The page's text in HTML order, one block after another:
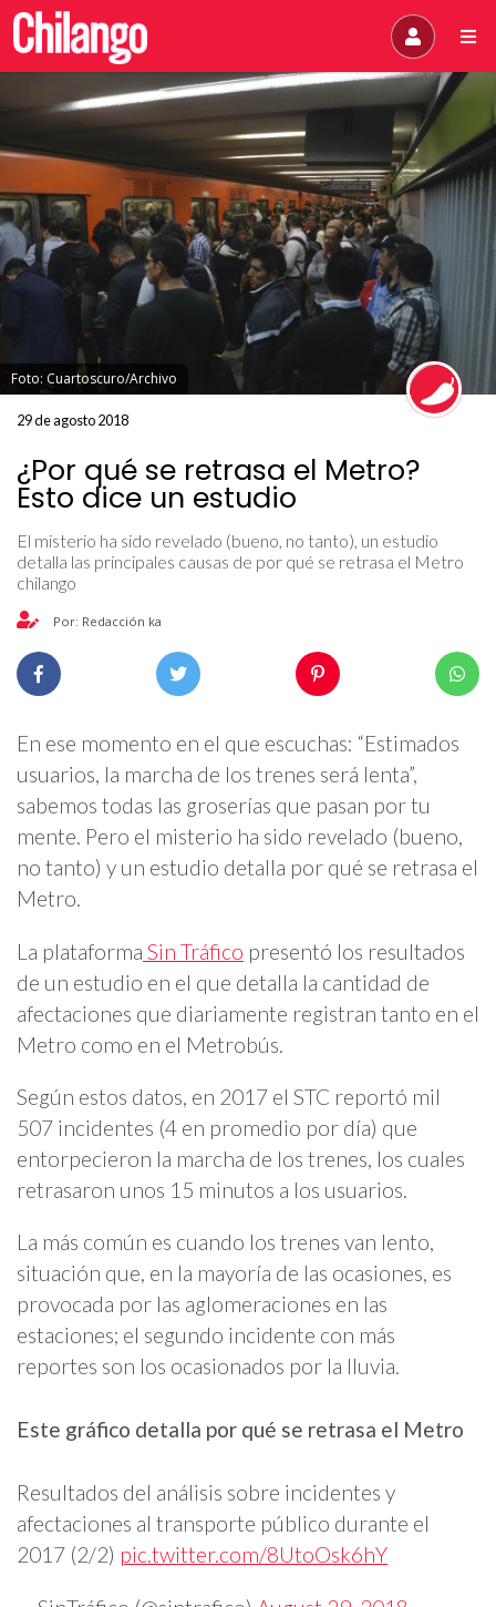
Foto: Cuartoscuro/Archivo
29 de agosto 2018
¿Por qué se retrasa el Metro?
Esto dice un estudio
El misterio ha sido revelado (bueno, no tanto), un estudio
detalla las principales causas de por qué se retrasa el Metro
chilango
Por: Redacción ka
En ese momento en el que escuchas: “Estimados
usuarios, la marcha de los trenes será lenta”,
sabemos todas las groserías que pasan por tu
mente. Pero el misterio ha sido revelado (bueno,
no tanto) y un estudio detalla por qué se retrasa el
Metro.
La plataforma Sin Tráfico presentó los resultados
de un estudio en el que detalla la cantidad de
afectaciones que diariamente registran tanto en el
Metro como en el Metrobús.
Según estos datos, en 2017 el STC reportó mil
507 incidentes (4 en promedio por día) que
entorpecieron la marcha de los trenes, los cuales
retrasaron unos 15 minutos a los usuarios.
La más común es cuando los trenes van lento,
situación que, en la mayoría de las ocasiones, es
provocada por las aglomeraciones en las
estaciones; el segundo incidente con más
reportes son los ocasionados por la lluvia.
Este gráfico detalla por qué se retrasa el Metro
Resultados del análisis sobre incidentes y
afectaciones al transporte público durante el
2017 (2/2) pic.twitter.com/8UtoOsk6hY